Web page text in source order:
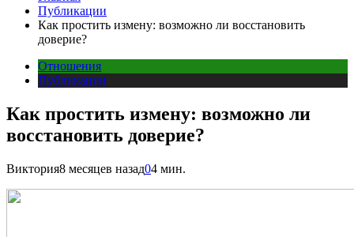
Публикации
Как простить измену: возможно ли восстановить
доверие?
Отношения
Публикации
Как простить измену: возможно ли
восстановить доверие?
Виктория8 месяцев назад04 мин.